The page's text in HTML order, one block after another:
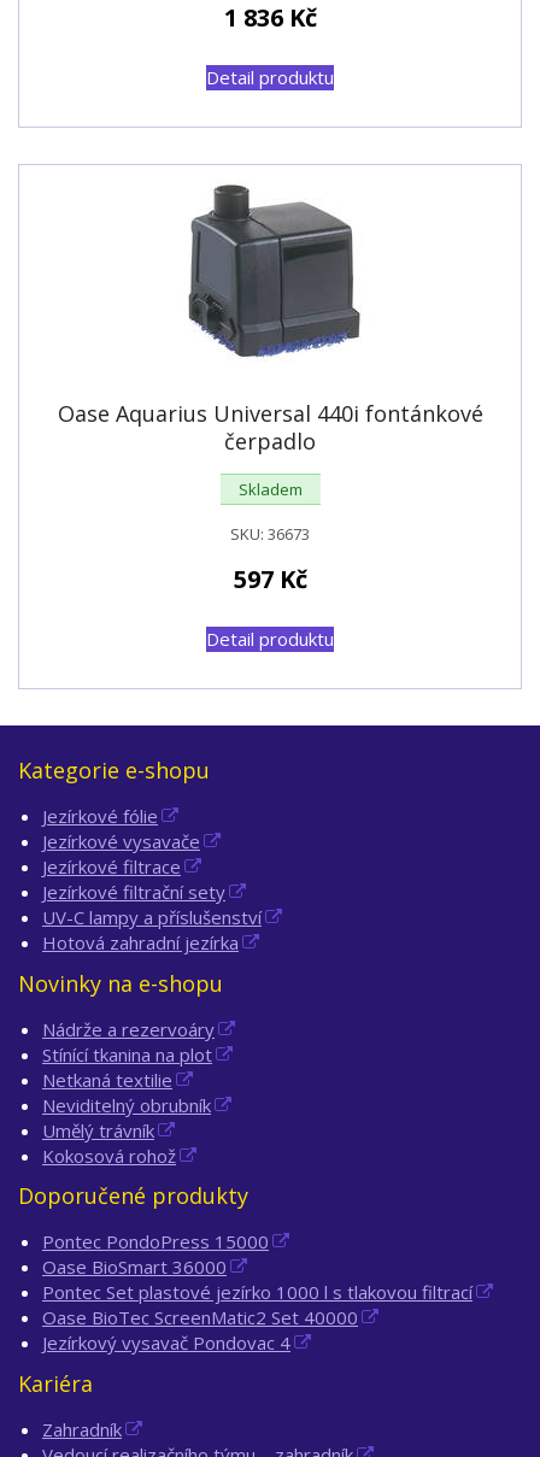
1 836 Kč
Detail produktu
Oase Aquarius Universal 440i fontánkové
čerpadlo
Skladem
SKU: 36673
597 Kč
Detail produktu
Kategorie e-shopu
Jezírkové fólie
Jezírkové vysavače
Jezírkové filtrace
Jezírkové filtrační sety
UV-C lampy a příslušenství
Hotová zahradní jezírka
Novinky na e-shopu
Nádrže a rezervoáry
Stínící tkanina na plot
Netkaná textilie
Neviditelný obrubník
Umělý trávník
Kokosová rohož
Doporučené produkty
Pontec PondoPress 15000
Oase BioSmart 36000
Pontec Set plastové jezírko 1000 l s tlakovou filtrací
Oase BioTec ScreenMatic2 Set 40000
Jezírkový vysavač Pondovac 4
Kariéra
Zahradník